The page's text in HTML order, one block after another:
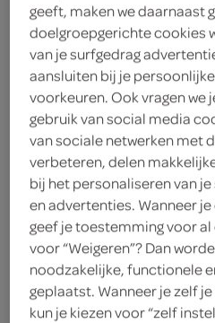
Let op: aanbiedingen zijn
producten, maar worden
verwerkt in de
zet kleurrijke koekjes met
op tafel, perfect als vrolijke
als klein dessert na het eten
geeft, maken we daarnaast
doelgroepgerichte cookies
van je surfgedrag
aansluiten bij je
voorkeuren. Ook vragen
gebruik van social media
van sociale netwerken met
verbeteren, delen
bij het personaliseren van
en advertenties. Wanneer
geef je toestemming voor al
voor “Weigeren”? Dan
noodzakelijke, functionele
geplaatst. Wanneer je zelf
kun je kiezen voor “zelf